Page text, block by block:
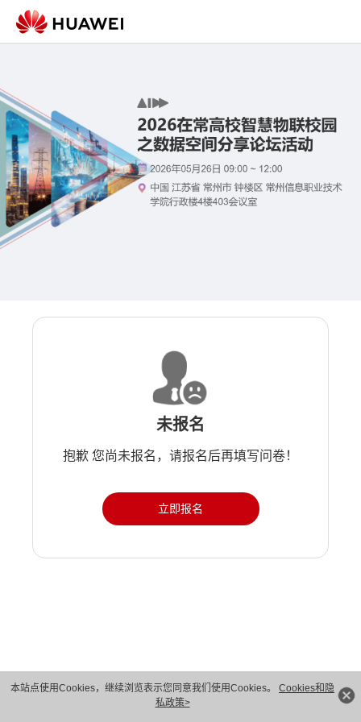
本站点使用Cookies，继续浏览表示您同意我们使用Cookies。 Cookies和隐
私政策>
未报名
抱歉 您尚未报名，请报名后再填写问卷！
立即报名
版权所有 © 华为技术有限公司 1998-2026。 保留一切权利。粤A2-20044005号
隐私保护
法律声明